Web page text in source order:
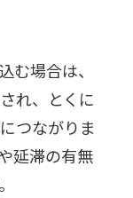
む場合は、
れ、とくに
つながりま
延滞の有無